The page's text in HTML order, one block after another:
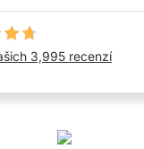
3,995 recenzí